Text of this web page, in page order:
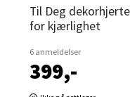
Til Deg dekorhjerte 7 cm rød Et hjerte
for kjærlighet
6 anmeldelser
399,-
Falkenborgveien
0 i butikk